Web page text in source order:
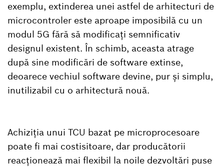
exemplu, extinderea unei astfel de arhitecturi de
microcontroler este aproape imposibilă cu un
modul 5G fără să modificați semnificativ
designul existent. În schimb, aceasta atrage
după sine modificări de software extinse,
deoarece vechiul software devine, pur și simplu,
inutilizabil cu o arhitectură nouă.
Achiziția unui TCU bazat pe microprocesoare
poate fi mai costisitoare, dar producătorii
reacționează mai flexibil la noile dezvoltări puse